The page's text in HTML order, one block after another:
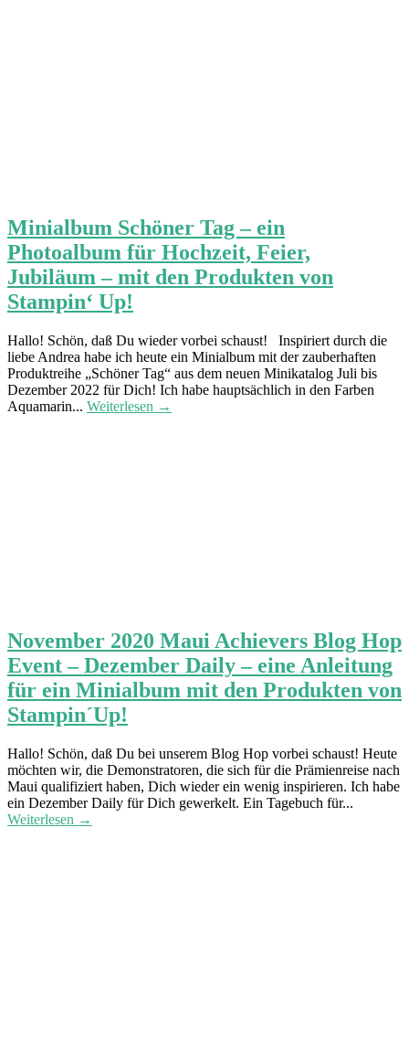
Minialbum Schöner Tag – ein
Photoalbum für Hochzeit, Feier,
Jubiläum – mit den Produkten von
Stampin‘ Up!
Hallo! Schön, daß Du wieder vorbei schaust! Inspiriert durch die
liebe Andrea habe ich heute ein Minialbum mit der zauberhaften
Produktreihe „Schöner Tag“ aus dem neuen Minikatalog Juli bis
Dezember 2022 für Dich! Ich habe hauptsächlich in den Farben
Aquamarin... Weiterlesen →
November 2020 Maui Achievers Blog Hop
Event – Dezember Daily – eine Anleitung
für ein Minialbum mit den Produkten von
Stampin´Up!
Hallo! Schön, daß Du bei unserem Blog Hop vorbei schaust! Heute
möchten wir, die Demonstratoren, die sich für die Prämienreise nach
Maui qualifiziert haben, Dich wieder ein wenig inspirieren. Ich habe
ein Dezember Daily für Dich gewerkelt. Ein Tagebuch für...
Weiterlesen →